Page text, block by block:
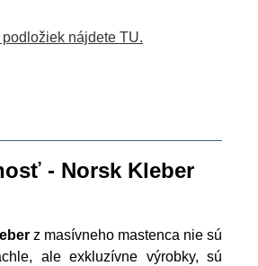
nájdete TU.
- Norsk Kleber
z masívneho mastenca nie sú
ale exkluzívne výrobky, sú